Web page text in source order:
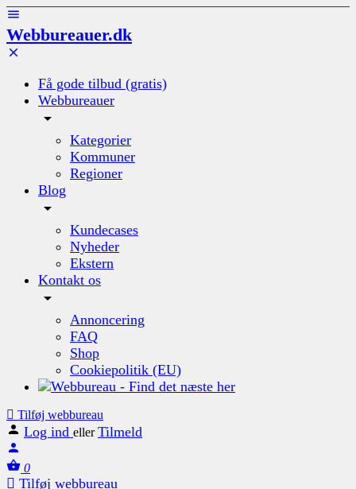
Webbureauer.dk
Få gode tilbud (gratis)
Webbureauer
Kategorier
Kommuner
Regioner
Blog
Kundecases
Nyheder
Ekstern
Kontakt os
Annoncering
FAQ
Shop
Cookiepolitik (EU)
Tilføj webbureau
Log ind eller Tilmeld
0
Tilføj webbureau